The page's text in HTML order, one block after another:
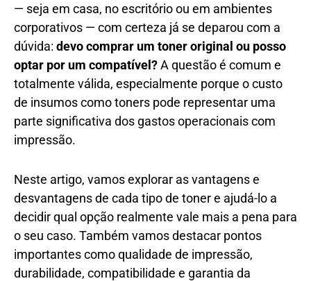
— seja em casa, no escritório ou em ambientes
corporativos — com certeza já se deparou com a
dúvida: devo comprar um toner original ou posso
optar por um compatível?A questão é comum e
totalmente válida, especialmente porque o custo
de insumos como toners pode representar uma
parte significativa dos gastos operacionais com
impressão.
Neste artigo, vamos explorar as vantagens e
desvantagens de cada tipo de toner e ajudá-lo a
decidir qual opção realmente vale mais a pena para
o seu caso. Também vamos destacar pontos
importantes como qualidade de impressão,
durabilidade, compatibilidade e garantia da